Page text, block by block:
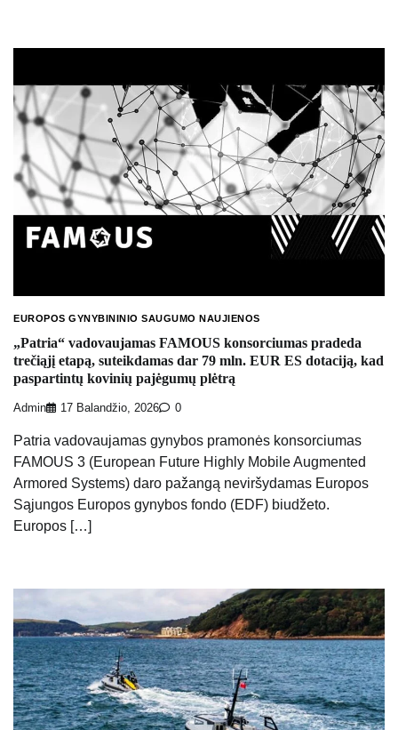
EUROPOS GYNYBININIO SAUGUMO NAUJIENOS
„Patria“ vadovaujamas FAMOUS konsorciumas pradeda
trečiąjį etapą, suteikdamas dar 79 mln. EUR ES dotaciją, kad
paspartintų kovinių pajėgumų plėtrą
Admin 17 Balandžio, 2026 0
Patria vadovaujamas gynybos pramonės konsorciumas
FAMOUS 3 (European Future Highly Mobile Augmented
Armored Systems) daro pažangą neviršydamas Europos
Sąjungos Europos gynybos fondo (EDF) biudžeto.
Europos […]